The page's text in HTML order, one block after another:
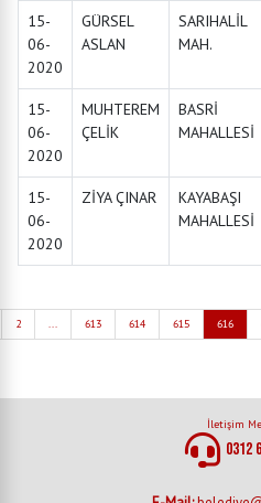
15-
06-
2020
GÜRSEL
ASLAN
SARIHALİL
MAH.
15-
06-
2020
MUHTEREM
ÇELİK
BASRİ
MAHALLESİ
15-
06-
2020
ZİYA ÇINAR
KAYABAŞI
MAHALLESİ
2 ... 613 614 615 616
İletişim
0312